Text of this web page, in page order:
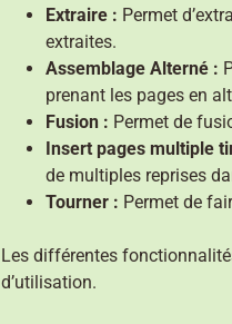
Extraire : Permet
extraites.
Assemblage Alterné :
prenant les pages en
Fusion : Permet de
Insert pages multiple
de multiples reprises
Tourner : Permet de
Les différentes
d’utilisation.